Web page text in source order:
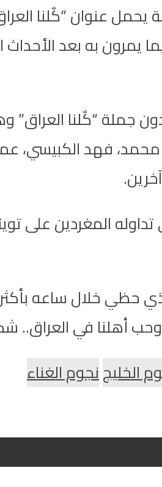
عنوان “كٌلنا
يمرون به بعد
جملة “كٌلنا العراق”
محمد، فهد الكبيسي،
المغردين على
أهلنا في العراق..
الخليجنجوم الغناء